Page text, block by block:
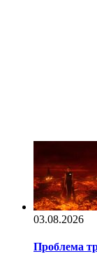
03.08.2026
Проблема